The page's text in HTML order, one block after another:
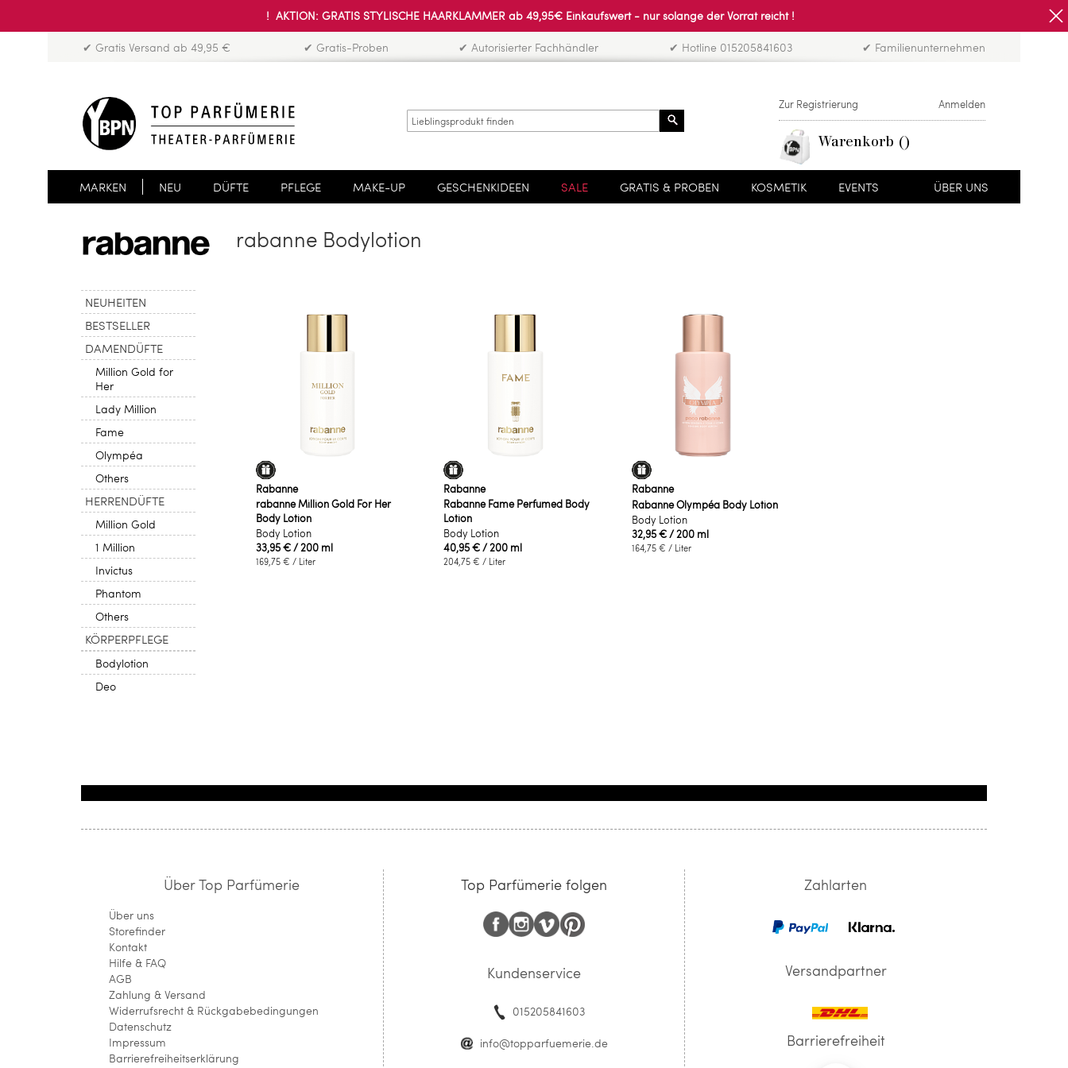
! AKTION: GRATIS STYLISCHE HAARKLAMMER ab 49,95€ Einkaufswert - nur solange der Vorrat reicht !
✔ Gratis Versand ab 49,95 € ✔ Gratis-Proben ✔ Autorisierter Fachhändler ✔ Hotline 015205841603 ✔ Familienunternehmen
Zur Registrierung Anmelden
Warenkorb
MARKEN NEU DÜFTE PFLEGE MAKE-UP GESCHENKIDEEN SALE GRATIS & PROBEN KOSMETIK EVENTS ÜBER UNS
NEUHEITEN
BESTSELLER
DAMENDÜFTE
Million Gold for
Her
Lady Million
Fame
Olympéa
Others
HERRENDÜFTE
Million Gold
1 Million
Invictus
Phantom
Others
KÖRPERPFLEGE
Bodylotion
Deo
rabanne Bodylotion
Rabanne
rabanne Million Gold For Her
Body Lotion
Body Lotion
33,95 €/ 200 ml
169,75 € / Liter
Rabanne
Rabanne Fame Perfumed Body
Lotion
Body Lotion
40,95 €/ 200 ml
204,75 € / Liter
Rabanne
Rabanne Olympéa Body Lotion
Body Lotion
32,95 €/ 200 ml
164,75 € / Liter
Über Top Parfümerie
Über uns
Storefinder
Kontakt
Hilfe & FAQ
AGB
Zahlung & Versand
Widerrufsrecht & Rückgabebedingungen
Datenschutz
Impressum
Barrierefreiheitserklärung
Top Parfümerie folgen
Kundenservice
015205841603
info@topparfuemerie.de
Zahlarten
Versandpartner
Barrierefreiheit